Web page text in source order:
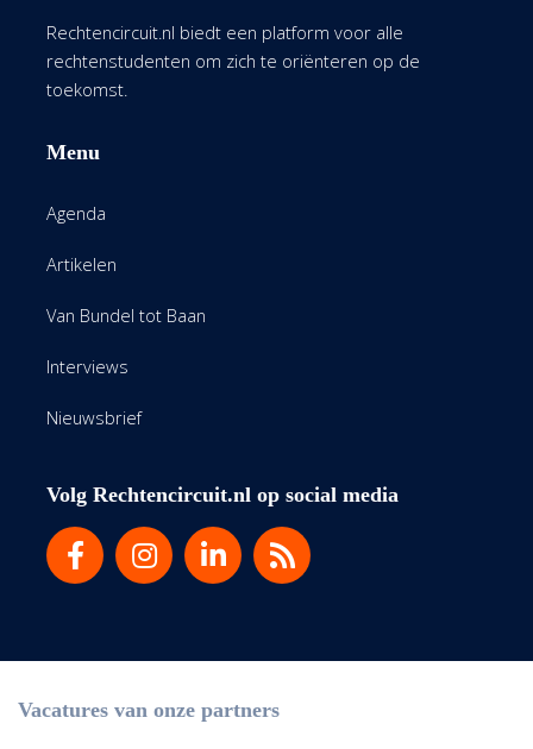
Rechtencircuit.nl biedt een platform voor alle
rechtenstudenten om zich te oriënteren op de
toekomst.
Menu
Agenda
Artikelen
Van Bundel tot Baan
Interviews
Nieuwsbrief
Volg Rechtencircuit.nl op social media
Vacatures van onze partners